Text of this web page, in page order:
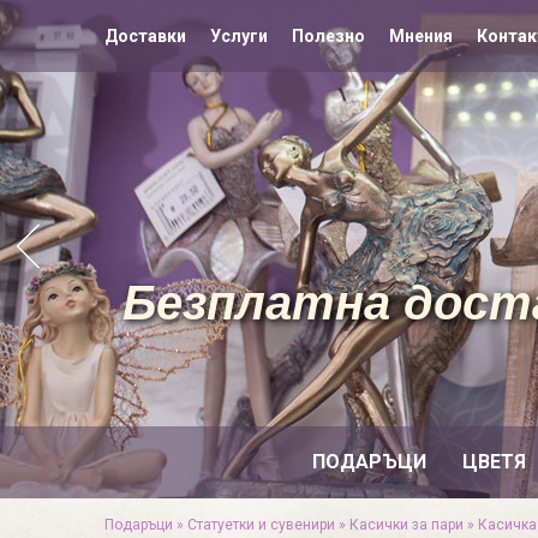
Доставки Услуги Полезно Мнения
ПОДАРЪЦИ ЦВЕТЯ
Безплатна
Подаръци » Статуетки и сувенири » Касички за пари »